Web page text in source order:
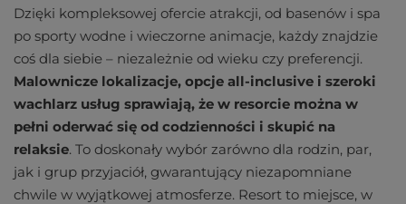
Dzięki kompleksowej ofercie atrakcji, od basenów i spa
po sporty wodne i wieczorne animacje, każdy znajdzie
coś dla siebie – niezależnie od wieku czy preferencji.
Malownicze lokalizacje, opcje all-inclusive i szeroki
wachlarz usług sprawiają, że w resorcie można w
pełni oderwać się od codzienności i skupić na
relaksie. To doskonały wybór zarówno dla rodzin, par,
jak i grup przyjaciół, gwarantujący niezapomniane
chwile w wyjątkowej atmosferze. Resort to miejsce, w